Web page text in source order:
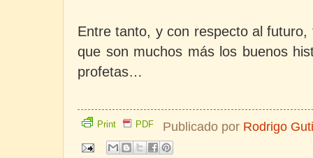
Entre tanto, y con respecto al
que son muchos más los buenos
profetas…
Print PDF Publicado por Rodrigo